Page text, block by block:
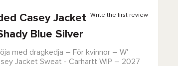
Casey Jacket
Blue Silver
Write the first review
med dragkedja – För kvinnor – W'
Jacket Sweat - Carhartt WIP – 2027